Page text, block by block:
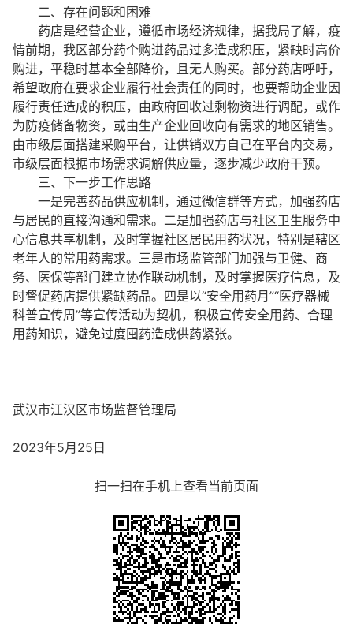
二、存在问题和困难
药店是经营企业，遵循市场经济规律，据我局了解，疫
情前期，我区部分药个购进药品过多造成积压，紧缺时高价
购进，平稳时基本全部降价，且无人购买。部分药店呼吁，
希望政府在要求企业履行社会责任的同时，也要帮助企业因
履行责任造成的积压，由政府回收过剩物资进行调配，或作
为防疫储备物资，或由生产企业回收向有需求的地区销售。
由市级层面搭建采购平台，让供销双方自己在平台内交易，
市级层面根据市场需求调解供应量，逐步减少政府干预。
三、下一步工作思路
一是完善药品供应机制，通过微信群等方式，加强药店
与居民的直接沟通和需求。二是加强药店与社区卫生服务中
心信息共享机制，及时掌握社区居民用药状况，特别是辖区
老年人的常用药需求。三是市场监管部门加强与卫健、商
务、医保等部门建立协作联动机制，及时掌握医疗信息，及
时督促药店提供紧缺药品。四是以“安全用药月”“医疗器械
科普宣传周”等宣传活动为契机，积极宣传安全用药、合理
用药知识，避免过度囤药造成供药紧张。
武汉市江汉区市场监督管理局
2023年5月25日
扫一扫在手机上查看当前页面